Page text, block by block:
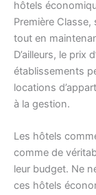
hôtels
Première
tout en
D’ailleurs, le prix
établissements
locations
à la gestion.
Les hôtels
comme de
leur budget. Ne
ces hôtels